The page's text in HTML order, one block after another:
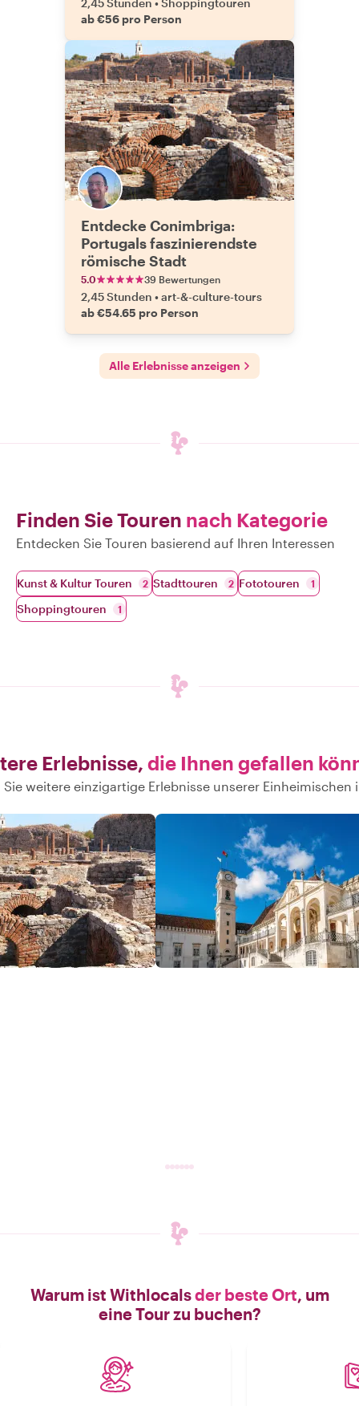
2,45 Stunden •Shoppingtouren
ab €56 pro Person
Entdecke Conimbriga:
Portugals faszinierendste
römische Stadt
5.0 39 Bewertungen
2,45 Stunden •art-&-culture-tours
ab €54.65 pro Person
Alle Erlebnisse anzeigen
Finden Sie Touren nach Kategorie
Entdecken Sie Touren basierend auf Ihren Interessen
Kunst & Kultur Touren 2 Stadttouren 2 Fototouren 1
Shoppingtouren 1
Erlebnisse, die Ihnen gefallen
Sie weitere einzigartige Erlebnisse unserer Einheimischen
Warum ist Withlocalsder beste Ort, um
eine Tour zu buchen?